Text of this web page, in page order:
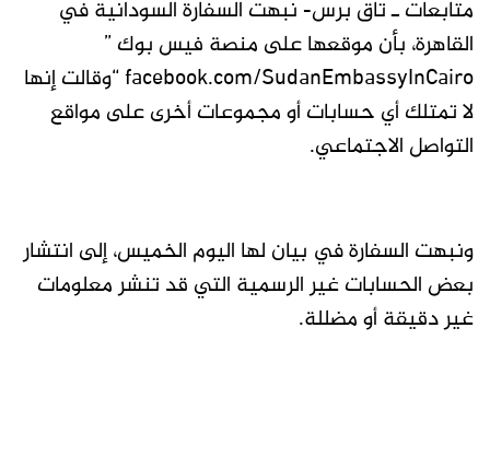
متابعات ـ تاق برس- نبهت السفارة السودانية في
القاهرة، بأن موقعها على منصة فيس بوك ”
facebook.com/SudanEmbassyInCairo “وقالت إنها
لا تمتلك أي حسابات أو مجموعات أخرى على مواقع
التواصل الاجتماعي.
ونبهت السفارة في بيان لها اليوم الخميس، إلى انتشار
بعض الحسابات غير الرسمية التي قد تنشر معلومات
غير دقيقة أو مضللة.